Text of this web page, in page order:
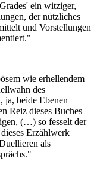
ein witziger,
der nützliches
und Vorstellungen
wie erhellendem
des
ja, beide Ebenen
Reiz dieses Buches
(…) so fesselt der
Erzählwerk
als